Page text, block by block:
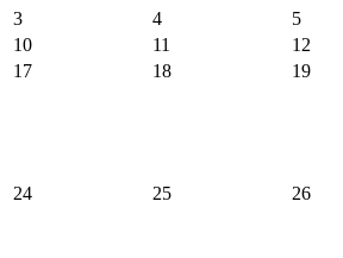
3 4 5
10
11 12
17
18 19
24 25 26